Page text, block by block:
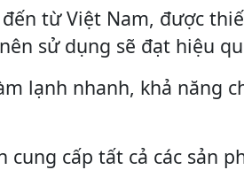
từ Việt Nam, được
sử dụng sẽ đạt hiệu
lạnh nhanh, khả năng
cung cấp tất cả các sản